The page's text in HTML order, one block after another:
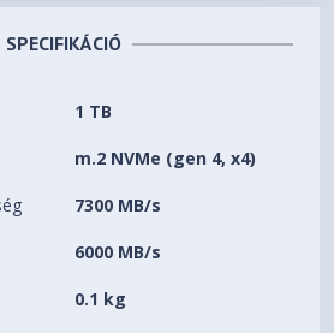
SPECIFIKÁCIÓ
1 TB
m.2 NVMe (gen 4, x4)
7300 MB/s
6000 MB/s
0.1 kg